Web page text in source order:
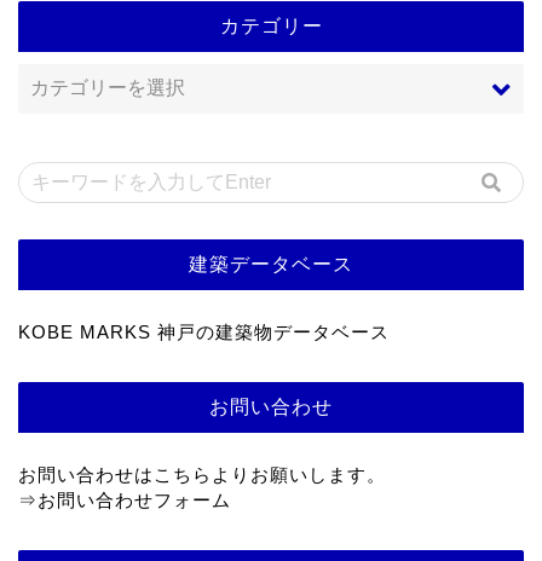
カテゴリー
建築データベース
KOBE MARKS 神戸の建築物データベース
お問い合わせ
お問い合わせはこちらよりお願いします。
⇒お問い合わせフォーム